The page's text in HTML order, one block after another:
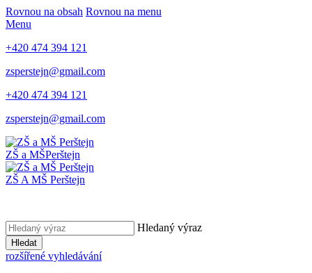
Rovnou na obsah Rovnou na menu
Menu
+420 474 394 121
zsperstejn@gmail.com
+420 474 394 121
zsperstejn@gmail.com
ZŠ a MŠPerštejn
ZŠ A MŠ Perštejn
Hledaný výraz
Hledat
rozšířené vyhledávání